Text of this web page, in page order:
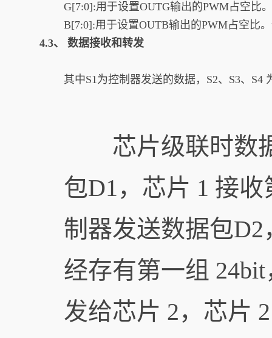
G[7:0]:用于设置OUTG输出的PWM占空比
B[7:0]:用于设置OUTB输出的PWM占空比
4.3、 数据接收和转发
其中S1为控制器发送的数据，S2、S3、S4
芯片级联时数据
包D1，芯片 1 接
制器发送数据包D2
经存有第一组
发给芯片 2，芯片